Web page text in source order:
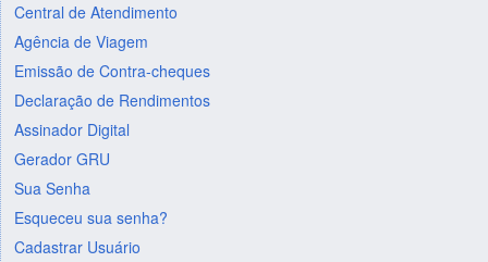
Central de Atendimento
Agência de Viagem
Emissão de Contra-cheques
Declaração de Rendimentos
Assinador Digital
Gerador GRU
Sua Senha
Esqueceu sua senha?
Cadastrar Usuário